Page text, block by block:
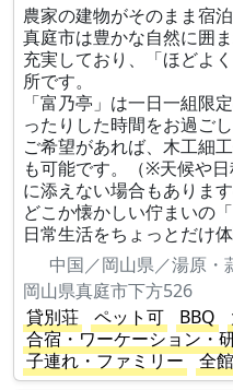
農家の建物がそのまま宿
真庭市は豊かな自然に囲
充実しており、「ほどよ
所です。
「富乃亭」は一日一組限
ったりした時間をお過ごし
ご希望があれば、木工細
も可能です。（※天候や
に添えない場合もありま
どこか懐かしい佇まいの
日常生活をちょっとだけ
中国／岡山県／湯原・
岡山県真庭市下方526
貸別荘
ペット可 BBQ
合宿・ワーケーション・
子連れ・ファミリー
全